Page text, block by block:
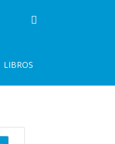
LIBROS